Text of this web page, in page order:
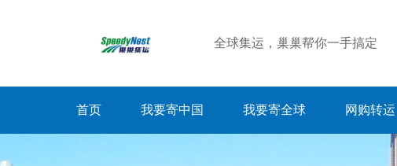
全球集运，巢巢帮你一手搞定
首页 我要寄中国 我要寄全球 网购转运